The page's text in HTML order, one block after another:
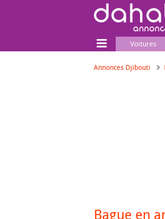
Voitures
Annonces Djibouti
Bague en